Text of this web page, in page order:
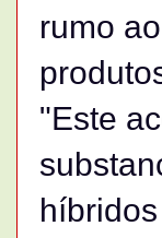
rumo
"Este